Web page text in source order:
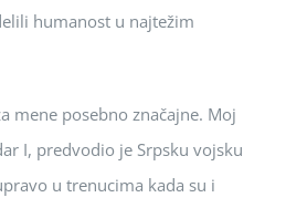
humanost u najtežim
mene posebno značajne. Moj
I, predvodio je Srpsku vojsku
u trenucima kada su i